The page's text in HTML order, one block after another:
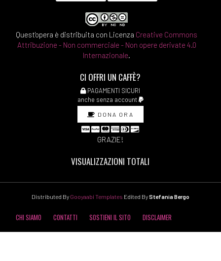
Quest'opera è distribuita con Licenza Creative Commons
Attribuzione - Non commerciale - Non opere derivate 4.0
Internazionale.
CI OFFRI UN CAFFÈ?
PAGAMENTI SICURI
anche senza account
DONA ORA
GRAZIE!
VISUALIZZAZIONI TOTALI
Distributed By Gooyaabi Templates Edited ByStefania Bergo
CHI SIAMO CONTATTI SOSTIENI IL SITO DISCLAIMER